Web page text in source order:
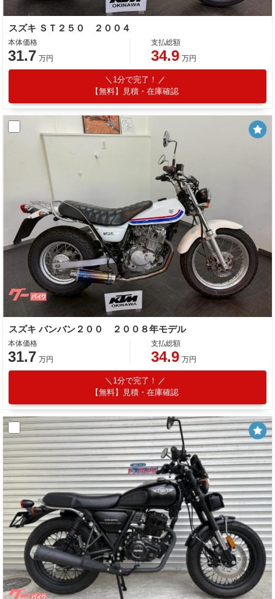
スズキ ＳＴ２５０ ２００４
本体価格
31.7 万円
支払総額
34.9 万円
1分で完了！
【無料】見積・在庫確認
スズキ バンバン２００ ２００８年モデル
本体価格
31.7 万円
支払総額
34.9 万円
1分で完了！
【無料】見積・在庫確認